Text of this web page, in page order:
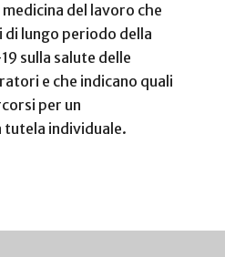
del lavoro che
lungo periodo della
sulla salute delle
e che indicano quali
per un
individuale.